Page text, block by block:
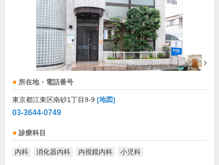
所在地・電話番号
東京都江東区南砂1丁目9-9 [地図]
03-3644-0749
診療科目
内科 消化器内科 内視鏡内科 小児科